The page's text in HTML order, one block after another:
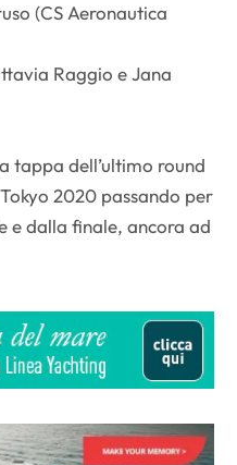
(CS Aeronautica
Raggio e Jana
tappa dell’ultimo round
2020 passando per
e dalla finale, ancora ad